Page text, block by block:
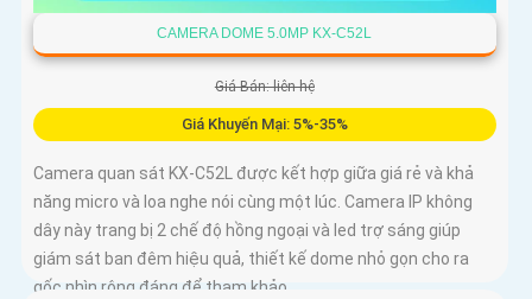
CAMERA DOME 5.0MP KX-C52L
Giá Bán: liên hệ
Giá Khuyến Mại: 5%-35%
Camera quan sát KX-C52L được kết hợp giữa giá rẻ và khả
năng micro và loa nghe nói cùng một lúc. Camera IP không
dây này trang bị 2 chế độ hồng ngoại và led trợ sáng giúp
giám sát ban đêm hiệu quả, thiết kế dome nhỏ gọn cho ra
gốc nhìn rộng đáng để tham khảo